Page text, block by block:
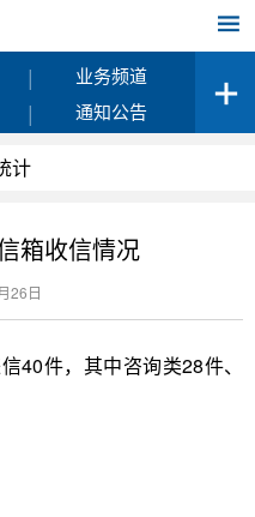
|
业务频道
| 通知公告
计
箱收信情况
26日
40件，其中咨询类28件、